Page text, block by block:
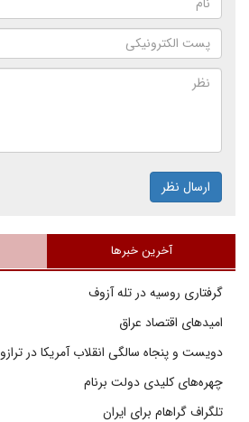
ارسال نظر
آخرین خبرها
گرفتاری روسیه در تله آزوف
امیدهای اقتصاد عراق
دویست و پنجاه سالگی انقلاب آمریکا در ترازو
چهره‌های کلیدی دولت برنام
تلگراف گراهام برای ایران